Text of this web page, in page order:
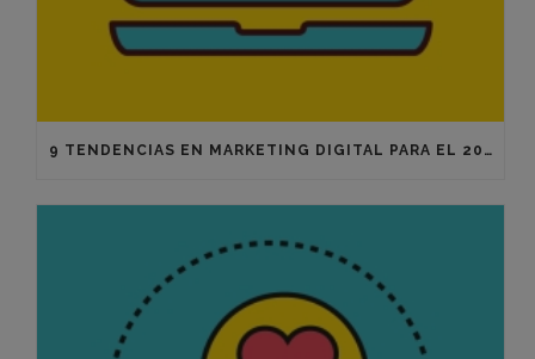
9 TENDENCIAS EN MARKETING DIGITAL PARA EL 2021